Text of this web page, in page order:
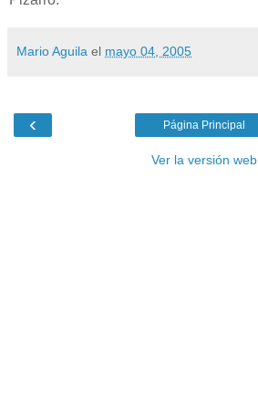
Mario Aguila el mayo 04, 2005
‹ Página Principal
Ver la versión web